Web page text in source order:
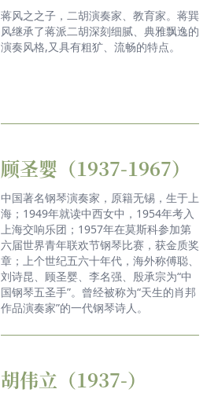
蒋风之之子，二胡演奏家、教育家。蒋巽
风继承了蒋派二胡深刻细腻、典雅飘逸的
演奏风格,又具有粗犷、流畅的特点。
顾圣婴（1937-1967）
中国著名钢琴演奏家，原籍无锡，生于上
海；1949年就读中西女中，1954年考入
上海交响乐团；1957年在莫斯科参加第
六届世界青年联欢节钢琴比赛，获金质奖
章；上个世纪五六十年代，海外称傅聪、
刘诗昆、顾圣婴、李名强、殷承宗为“中
国钢琴五圣手”。曾经被称为“天生的肖邦
作品演奏家”的一代钢琴诗人。
胡伟立（1937-）